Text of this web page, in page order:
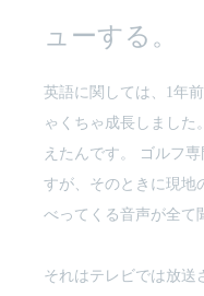
ューする。
英語に関しては、1年
ゃくちゃ成長しました
えたんです。 ゴルフ
すが、そのときに現地
べってくる音声が全て
それはテレビでは放送